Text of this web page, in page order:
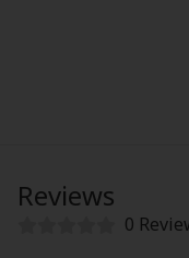
Reviews
0